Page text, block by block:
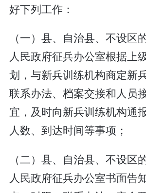
好下列工作：
（一）县、自治县、不设区
人民政府征兵办公室根据上
划，与新兵训练机构商定新
联系办法、档案交接和人员
宜，及时向新兵训练机构通
人数、到达时间等事项；
（二）县、自治县、不设区
人民政府征兵办公室书面告